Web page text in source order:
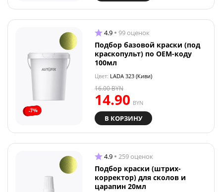
-7%
4.9 99 оценок
Подбор базовой краски (под
краскопульт) по OEM-коду
100мл
Цвет: LADA 323 (Киви)
14.90 BYN
16.00BYN
В КОРЗИНУ
4.9 259 оценок
Подбор краски (штрих-
корректор) для сколов и
царапин 20мл